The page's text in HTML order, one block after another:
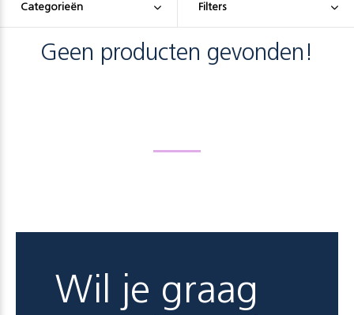
Categorieën Filters
Geen producten gevonden!
Wil je graag